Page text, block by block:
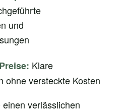
und
Klare
ohne versteckte Kosten
verlässlichen